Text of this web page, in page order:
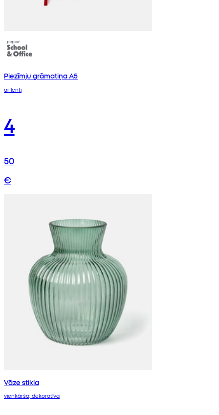
Piezīmju grāmatiņa A5
ar lenti
4
50
€
Vāze stikla
vienkārša, dekoratīva